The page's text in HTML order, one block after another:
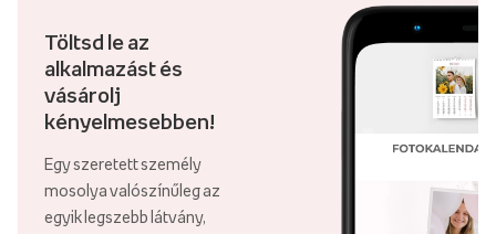
Töltsd le az
alkalmazást és
vásárolj
kényelmesebben!
Egy szeretett személy
mosolya valószínűleg az
egyik legszebb látvány,